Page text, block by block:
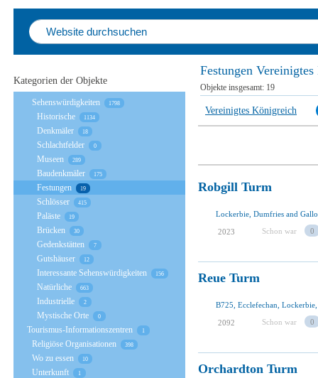
Festungen
Objekte insgesamt: 19
Vereinigtes Königreich
Robgill Turm
Lockerbie, Dumfries and
2023 Schon war 0
Reue Turm
2092 Schon war 0
Orchardton Turm
Kategorien der Objekte
Sehenswürdigkeiten 1798
Historische 1134
Denkmäler 18
Schlachtfelder 0
Museen 289
Baudenkmäler 175
Festungen 19
Schlösser 415
Paläste 19
Brücken 30
Gedenkstätten 7
Gutshäuser 12
Interessante Sehenswürdigkeiten 156
Natürliche 663
Industrielle 2
Mystische Orte 0
Tourismus-Informationszentren 1
Religiöse Organisationen 398
Wo zu essen 10
Unterkunft 1